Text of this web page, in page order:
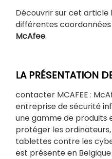
Découvrir sur cet article
différentes
McAfee.
LA PRÉSENTATION
contacter MCAFEE :
entreprise de sécurité
une gamme de produits
protéger les
tablettes contre les
est présente en Belgique